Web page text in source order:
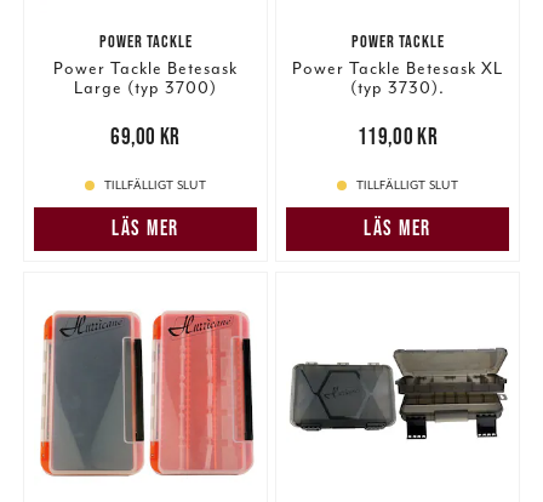
POWER TACKLE
Power Tackle Betesask
Large (typ 3700)
69,00 kr
69,00 kr
TILLFÄLLIGT SLUT
LÄS MER
POWER TACKLE
Power Tackle Betesask XL
(typ 3730).
119,00 kr
119,00 kr
TILLFÄLLIGT SLUT
LÄS MER